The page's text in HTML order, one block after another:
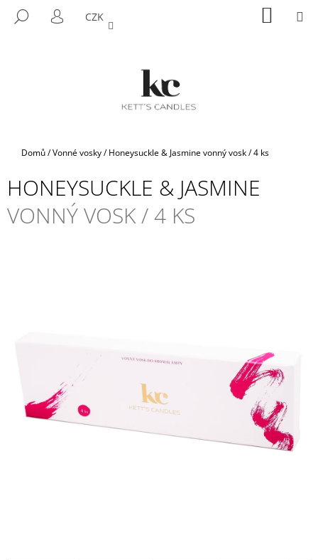
HLEDAT
PŘIHLÁŠENÍ
CZK KOŠÍK
Domů/Vonné vosky/ Honeysuckle & Jasminevonný vosk / 4 ks
HONEYSUCKLE & JASMINE
VONNÝ VOSK / 4 KS
T
E
B
U